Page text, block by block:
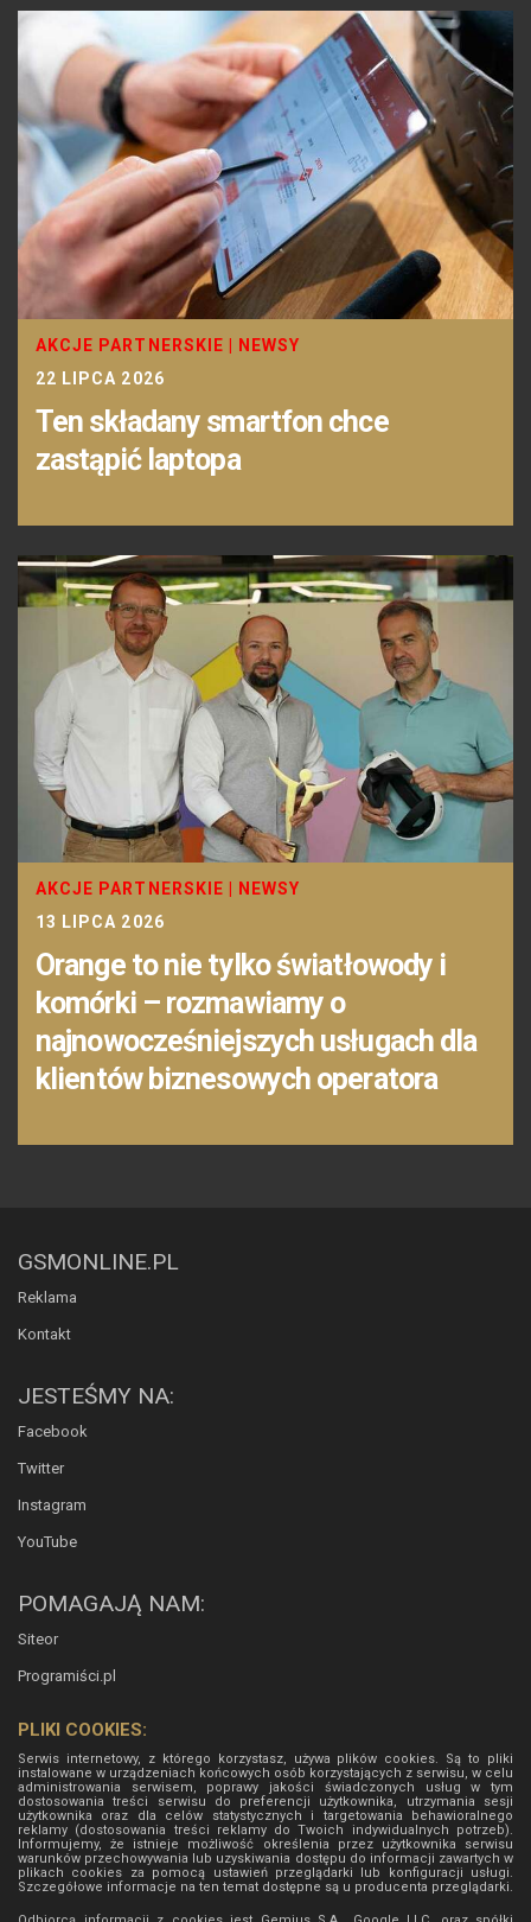
AKCJE PARTNERSKIE
NEWSY
22 LIPCA 2026
Ten składany smartfon chce
zastąpić laptopa
AKCJE PARTNERSKIE
NEWSY
13 LIPCA 2026
Orange to nie tylko światłowody i
komórki – rozmawiamy o
najnowocześniejszych usługach dla
klientów biznesowych operatora
GSMONLINE.PL
Reklama
Kontakt
JESTEŚMY NA:
Facebook
Twitter
Instagram
YouTube
POMAGAJĄ NAM:
Siteor
Programiści.pl
PLIKI COOKIES:
Serwis internetowy, z którego korzystasz, używa plików cookies. Są to pliki
instalowane w urządzeniach końcowych osób korzystających z serwisu, w celu
administrowania serwisem, poprawy jakości świadczonych usług w tym
dostosowania treści serwisu do preferencji użytkownika, utrzymania sesji
użytkownika oraz dla celów statystycznych i targetowania behawioralnego
reklamy (dostosowania treści reklamy do Twoich indywidualnych potrzeb).
Informujemy, że istnieje możliwość określenia przez użytkownika serwisu
warunków przechowywania lub uzyskiwania dostępu do informacji zawartych w
plikach cookies za pomocą ustawień przeglądarki lub konfiguracji usługi.
Szczegółowe informacje na ten temat dostępne są u producenta przeglądarki.